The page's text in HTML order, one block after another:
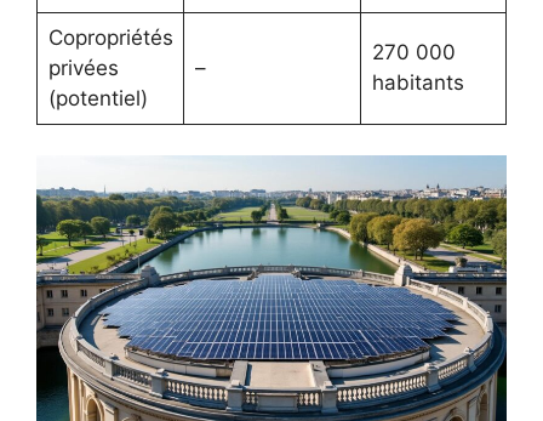
Copropriétés
privées
(potentiel)
–
270 000
habitants